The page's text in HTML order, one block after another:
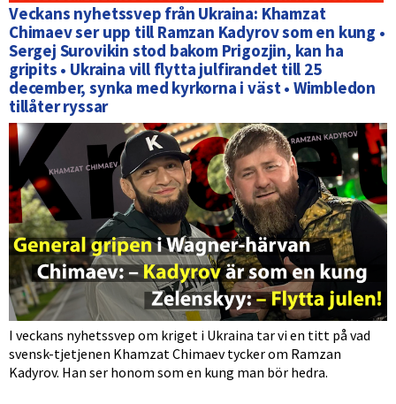
Veckans nyhetssvep från Ukraina: Khamzat
Chimaev ser upp till Ramzan Kadyrov som en kung •
Sergej Surovikin stod bakom Prigozjin, kan ha
gripits • Ukraina vill flytta julfirandet till 25
december, synka med kyrkorna i väst • Wimbledon
tillåter ryssar
I veckans nyhetssvep om kriget i Ukraina tar vi en titt på vad
svensk-tjetjenen Khamzat Chimaev tycker om Ramzan
Kadyrov. Han ser honom som en kung man bör hedra.